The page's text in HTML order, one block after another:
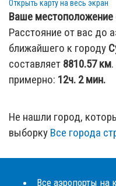
Открыть карту на весь экран
Ваше местоположение
Расстояние от вас до
ближайшего к городу
составляет 8810.57км
примерно: 12ч. 2 мин.
Не нашли город,
выборку Все города
Все аэропорты на